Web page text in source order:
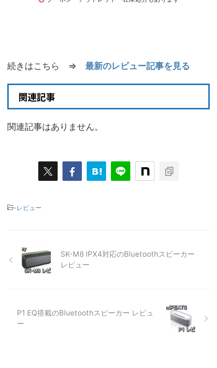
続きはこちら ⇒ 最新のレビュー記事を見る
関連記事
関連記事はありません。
-レビュー
SK-M8 IPX4対応のBluetoothスピーカー
レビュー
P1 EQ搭載のBluetoothスピーカー レビュ
ー